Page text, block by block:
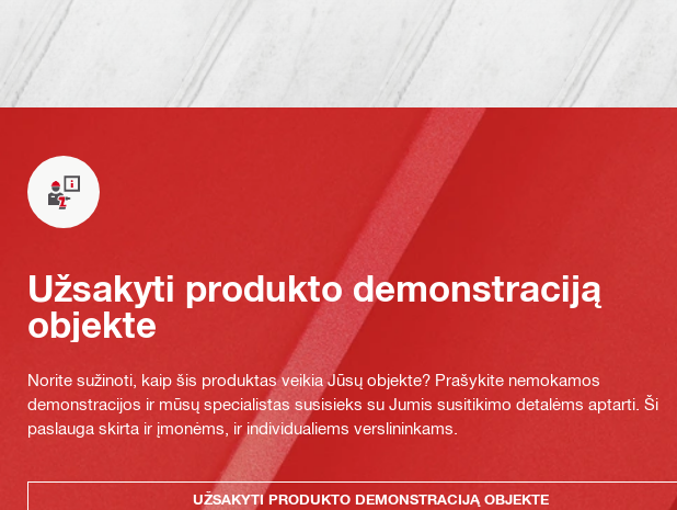
Užsakyti produkto demonstraciją
objekte
Norite sužinoti, kaip šis produktas veikia Jūsų objekte? Prašykite nemokamos
demonstracijos ir mūsų specialistas susisieks su Jumis susitikimo detalėms aptarti. Ši
paslauga skirta ir įmonėms, ir individualiems verslininkams.
UŽSAKYTI PRODUKTO DEMONSTRACIJĄ OBJEKTE